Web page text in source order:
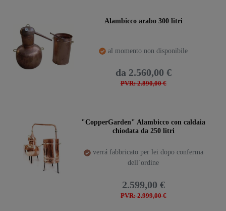
Alambicco arabo 300 litri
al momento non disponibile
PVR: 2.890,00 €
da 2.560,00 €
"CopperGarden" Alambicco con caldaia
chiodata da 250 litri
verrá fabbricato per lei dopo conferma
dell´ordine
PVR: 2.999,00 €
2.599,00 €